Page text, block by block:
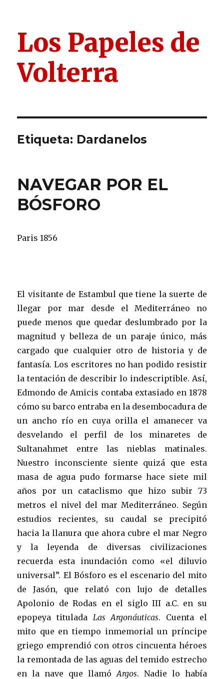
Los Papeles de
Volterra
Etiqueta: Dardanelos
NAVEGAR POR EL
BÓSFORO
Paris 1856
El visitante de Estambul que tiene la suerte de
llegar por mar desde el Mediterráneo no
puede menos que quedar deslumbrado por la
magnitud y belleza de un paraje único, más
cargado que cualquier otro de historia y de
fantasía. Los escritores no han podido resistir
la tentación de describir lo indescriptible. Así,
Edmondo de Amicis contaba extasiado en 1878
cómo su barco entraba en la desembocadura de
un ancho río en cuya orilla el amanecer va
desvelando el perfil de los minaretes de
Sultanahmet entre las nieblas matinales.
Nuestro inconsciente siente quizá que esta
masa de agua pudo formarse hace siete mil
años por un cataclismo que hizo subir 73
metros el nivel del mar Mediterráneo. Según
estudios recientes, su caudal se precipitó
hacia la llanura que ahora cubre el mar Negro
y la leyenda de diversas civilizaciones
recuerda esta inundación como «el diluvio
universal”. El Bósforo es el escenario del mito
de Jasón, que relató con lujo de detalles
Apolonio de Rodas en el siglo III a.C. en su
epopeya titulada Las Argonáuticas. Cuenta el
mito que en tiempo inmemorial un príncipe
griego emprendió con otros cincuenta héroes
la remontada de las aguas del temido estrecho
en la nave que llamóArgos. Nadie lo había